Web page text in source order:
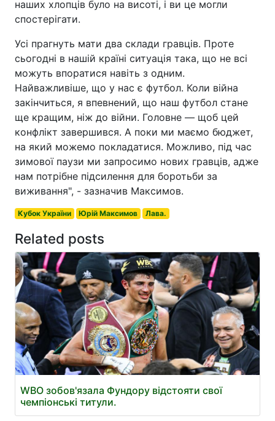
наших хлопців було на висоті, і ви це могли
спостерігати.
Усі прагнуть мати два склади гравців. Проте
сьогодні в нашій країні ситуація така, що не всі
можуть впоратися навіть з одним.
Найважливіше, що у нас є футбол. Коли війна
закінчиться, я впевнений, що наш футбол стане
ще кращим, ніж до війни. Головне — щоб цей
конфлікт завершився. А поки ми маємо бюджет,
на який можемо покладатися. Можливо, під час
зимової паузи ми запросимо нових гравців, адже
нам потрібне підсилення для боротьби за
виживання", - зазначив Максимов.
Кубок України Юрій Максимов Лава.
Related posts
WBO зобов'язала Фундору відстояти свої
чемпіонські титули.